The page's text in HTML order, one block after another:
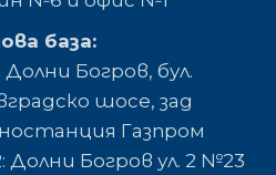
база:
Долни Богров, бул.
шосе, зад
Газпром
Долни Богров ул. 2 №23